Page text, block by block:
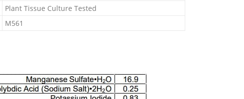
Mixture
PHYTOTECH
Plant Tissue Culture Tested
M561